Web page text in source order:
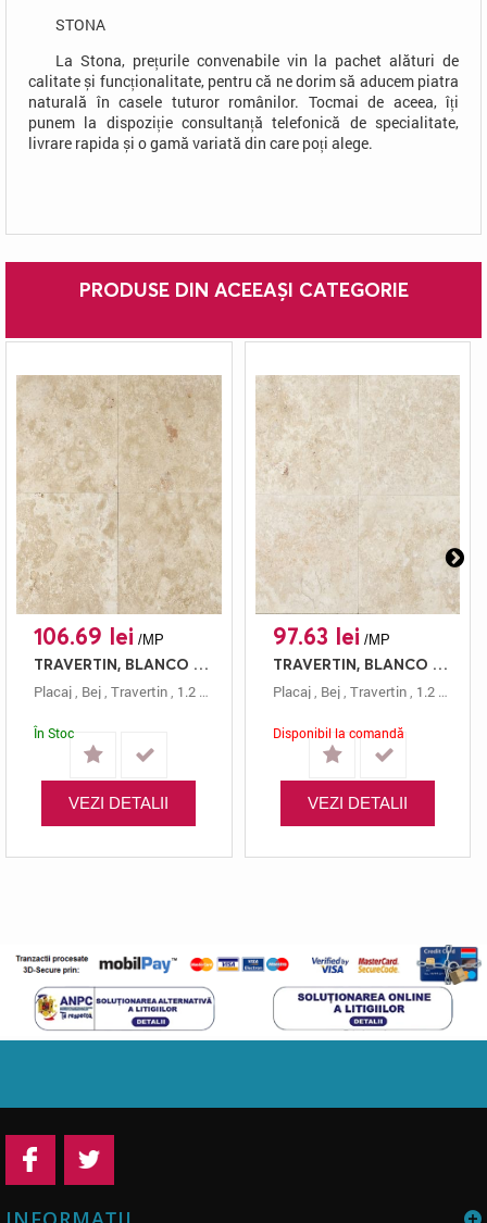
STONA
La Stona, prețurile convenabile vin la pachet alături de
calitate și funcționalitate, pentru că ne dorim să aducem piatra
naturală în casele tuturor românilor. Tocmai de aceea, îți
punem la dispoziție consultanță telefonică de specialitate,
livrare rapida și o gamă variată din care poți alege.
PRODUSE DIN ACEEAȘI CATEGORIE
106.69 lei /MP
TRAVERTIN, BLANCO C/C, PLACAJ, 61X61, 1.2, MAT + CHITUIT
Placaj, Bej, Travertin, 1.2 Cm Chituit,61x61,Blanco
În Stoc
VEZI DETALII
97.63 lei /MP
TRAVERTIN, BLANCO C/C, PLACAJ, 61X40.6, 1.2, MAT + CHITUIT
Placaj, Bej, Travertin, 1.2 Cm
Disponibil la comandă
VEZI DETALII